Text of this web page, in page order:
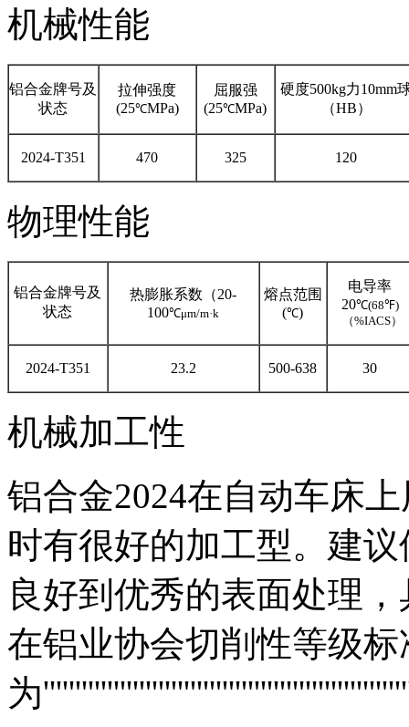
机械性能
铝合金牌号及
状态
拉伸强度
(25℃MPa)
屈服强
(25℃MPa)
硬度500kg力10mm
（HB）
2024-T351 470 325 120
物理性能
铝合金牌号及
状态
热膨胀系数（20-
100℃μm/m·k
熔点范围
(℃)
电导率
20℃(68℉)
（%IACS）
2024-T351 23.2 500-638 30
机械加工性
铝合金2024在自动车床
时有很好的加工型。建
良好到优秀的表面处理
在铝业协会切削性等级
为